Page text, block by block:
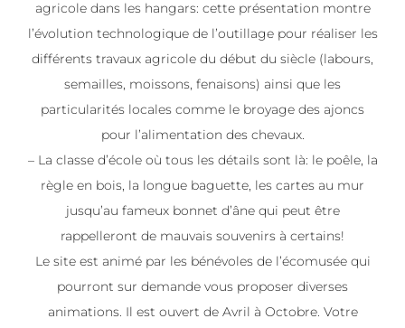
agricole dans les hangars: cette présentation montre
l’évolution technologique de l’outillage pour réaliser les
différents travaux agricole du début du siècle (labours,
semailles, moissons, fenaisons) ainsi que les
particularités locales comme le broyage des ajoncs
pour l’alimentation des chevaux.
– La classe d’école où tous les détails sont là: le poêle, la
règle en bois, la longue baguette, les cartes au mur
jusqu’au fameux bonnet d’âne qui peut être
rappelleront de mauvais souvenirs à certains!
Le site est animé par les bénévoles de l’écomusée qui
pourront sur demande vous proposer diverses
animations. Il est ouvert de Avril à Octobre. Votre